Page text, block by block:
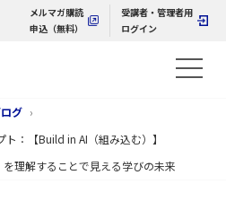
メルマガ購読
申込（無料）
受講者・管理者用
ログイン
グ
：【Build in AI（組み込む）】
理解することで見える学びの未来